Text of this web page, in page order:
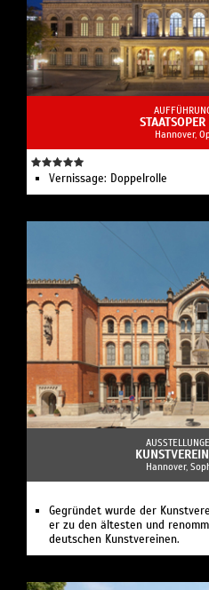
Hannover,
Vernissage: Doppelrolle
Hannover,
Gegründet wurde der
er zu den ältesten und
deutschen Kunstvereinen.